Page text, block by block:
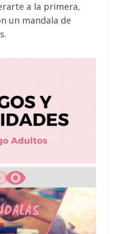
a la primera,
un mandala de